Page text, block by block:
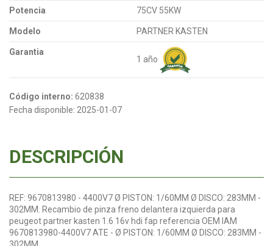
Potencia 75CV 55KW
Modelo PARTNER KASTEN
Garantia
1 año
Código interno: 620838
Fecha disponible: 2025-01-07
DESCRIPCIÓN
REF: 9670813980 - 4400V7 Ø PISTON: 1/60MM Ø DISCO: 283MM -
302MM. Recambio de pinza freno delantera izquierda para
peugeot partner kasten 1.6 16v hdi fap referencia OEM IAM
9670813980-4400V7 ATE - Ø PISTON: 1/60MM Ø DISCO: 283MM -
302MM